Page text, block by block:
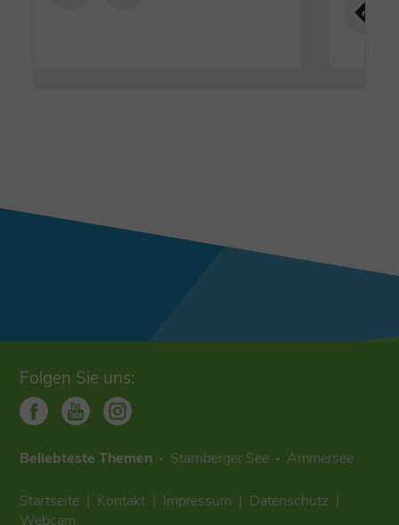
Folgen Sie uns:
Beliebteste Themen Starnberger See Ammersee
Startseite Kontakt Impressum
Datenschutz
Webcam